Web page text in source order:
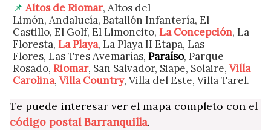
Altos de Riomar, Altos del
Limón, Andalucía, Batallón Infantería, El
Castillo, El Golf, El Limoncito, La Concepción, La
Floresta, La Playa, La Playa II Etapa, Las
Flores, Las Tres Avemarías, Paraíso, Parque
Rosado, Riomar, San Salvador, Siape, Solaire, Villa
Carolina, Villa Country, Villa del Este, Villa Tarel.
Te puede interesar ver el mapa completo con el
código postal Barranquilla.